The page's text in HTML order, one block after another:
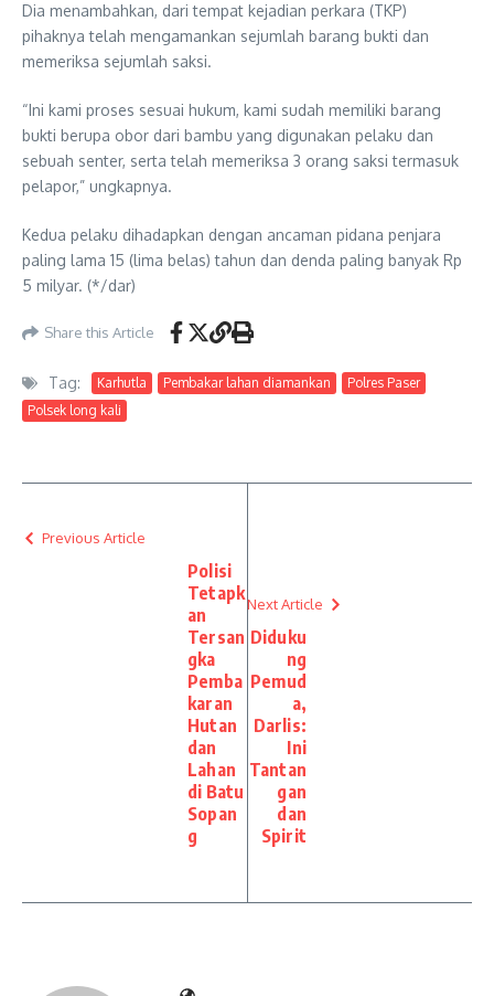
Dia menambahkan, dari tempat kejadian perkara (TKP)
pihaknya telah mengamankan sejumlah barang bukti dan
memeriksa sejumlah saksi.
“Ini kami proses sesuai hukum, kami sudah memiliki barang
bukti berupa obor dari bambu yang digunakan pelaku dan
sebuah senter, serta telah memeriksa 3 orang saksi termasuk
pelapor,” ungkapnya.
Kedua pelaku dihadapkan dengan ancaman pidana penjara
paling lama 15 (lima belas) tahun dan denda paling banyak Rp
5 milyar. (*/dar)
Share this Article
Tag: Karhutla Pembakar lahan diamankan
Polres Paser
Polsek long kali
Previous Article
Polisi
Tetapk
an
Tersan
gka
Pemba
karan
Hutan
dan
Lahan
di Batu
Sopan
g
Next Article
Diduku
ng
Pemud
a,
Darlis:
Ini
Tantan
gan
dan
Spirit